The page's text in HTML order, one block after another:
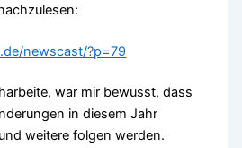
newscast/?p=79
war mir bewusst, dass
in diesem Jahr
weitere folgen werden.